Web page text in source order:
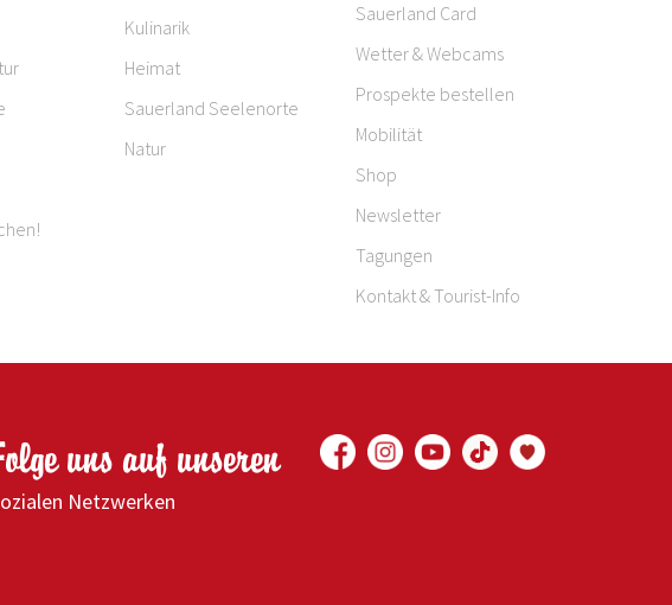
Kulinarik
Heimat
Sauerland Seelenorte
Natur
Sauerland Card
Wetter & Webcams
Prospekte bestellen
Mobilität
Shop
Newsletter
Tagungen
Kontakt & Tourist-Info
uns auf unseren
Netzwerken